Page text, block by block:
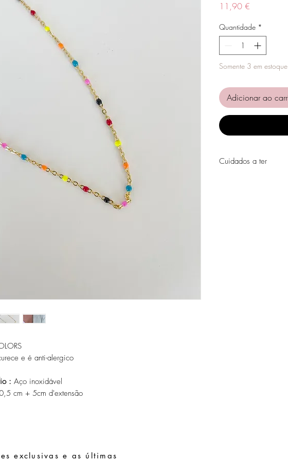
e é anti-alergico
: Aço inoxidável
cm + 5cm d'extensão
11,90 €
Quantidade *
Somente 3 em estoque
Adicionar ao
Cuidados a ter
exclusivas e as últimas